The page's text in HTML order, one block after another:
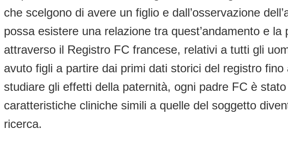
che scelgono di avere un figlio e dall’osservazione
possa esistere una relazione tra quest’andamento e
attraverso il Registro FC francese, relativi a tutti gli
avuto figli a partire dai primi dati storici del registro
studiare gli effetti della paternità, ogni padre FC è
caratteristiche cliniche simili a quelle del soggetto
ricerca.